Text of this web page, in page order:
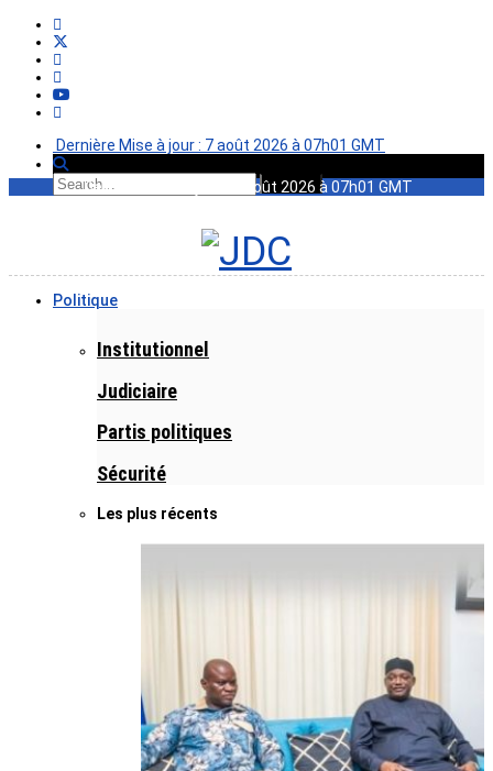
Dernière Mise à jour : 7 août 2026 à 07h01 GMT
Dernière Mise à jour : 7 août 2026 à 07h01 GMT
Politique
Institutionnel
Judiciaire
Partis politiques
Sécurité
Les plus récents